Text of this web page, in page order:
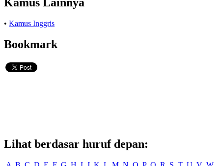
• Kamus Inggris
Bookmark
Lihat berdasar huruf depan: